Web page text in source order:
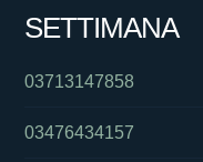
SETTIMANA
03713147858
03476434157